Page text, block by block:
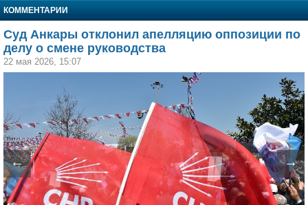
КОММЕНТАРИИ
Суд Анкары отклонил апелляцию оппозиции по
делу о смене руководства
22 мая 2026, 15:07
← →